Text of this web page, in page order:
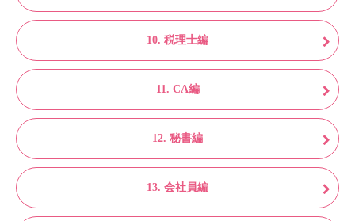
10. 税理士編
11. CA編
12. 秘書編
13. 会社員編